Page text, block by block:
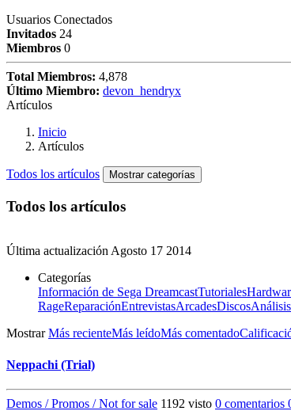
Usuarios Conectados
Invitados 24
Miembros 0
Total Miembros: 4,878
Último Miembro: devon_hendryx
Artículos
Inicio
Artículos
Todos los artículos Mostrar categorías
Todos los artículos
Última actualizaciónAgosto 17 2014
Categorías
Información de Sega DreamcastTutoriales
RageReparaciónEntrevistasArcadesDiscos
Mostrar Más recienteMás leídoMás comentado
Neppachi (Trial)
Demos / Promos / Not for sale 1192 visto 0 comentarios